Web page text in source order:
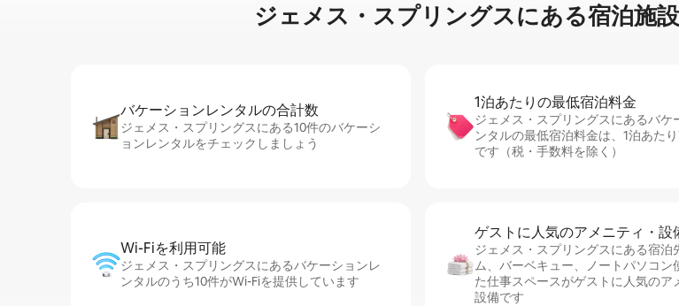
ジェメス・スプリングスに⁠あ⁠る宿⁠泊⁠施⁠
バケーションレ⁠ン⁠タ⁠ル⁠の合⁠計⁠数
ジェメス・スプリングスにある10件のバケーシ
ョンレンタルをチェックしましょう
1泊あたりの最⁠低⁠宿⁠泊⁠料⁠金
ジェメス・スプリングスにあるバケ
ンタルの最低宿泊料金は、1泊あたり
です（税・手数料を除く）
Wi-Fiを利⁠用⁠可⁠能
ジェメス・スプリングスにあるバケーションレ
ンタルのうち10件がWi-Fiを提供しています
ゲストに人⁠気⁠のア⁠メ⁠ニ⁠テ⁠ィ・設⁠
ジェメス・スプリングスにある宿泊
ム、バーベキュー、ノートパソコン
た仕事スペースがゲストに人気のア
設備です